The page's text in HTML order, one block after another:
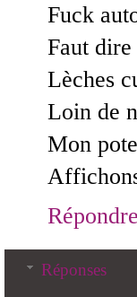
Fuck
Faut
Lèches
Loin de
Mon
Réponses